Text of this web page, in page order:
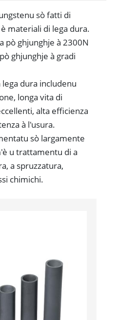
sò fatti di
materiali di lega dura.
pò ghjunghje à 2300N
ghjunghje à gradi
dura includenu
longa vita di
alta efficienza
à l'usura.
sò largamente
u trattamentu di a
a spruzzatura,
chimichi.